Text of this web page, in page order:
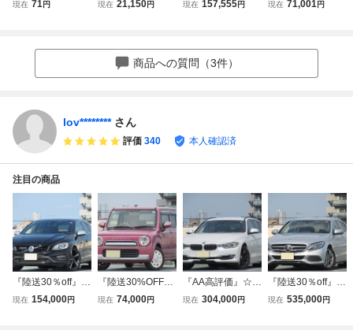
現在 71円
コ・ETC・Bカメ
ラ★車検令和10年
現在 21,150円
パワスラ 走行９万
キロ台 ETC ター
現在 157,555円 現在 71,001円
商品への質問（3件）
lov******** さん
評価 340 本人確認済
注目の商品
『陸送30％off』☆
車検満タン10/8☆
現在 154,000円
『陸送30%OFF』
☆車検タップリ1
現在 74,000円
『AA高評価』☆本
車検満タン10/8☆
現在 304,000円
『陸送30％off』☆
30年式☆車検9/2
現在 535,000円